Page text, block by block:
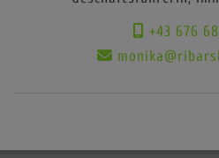
+43 676